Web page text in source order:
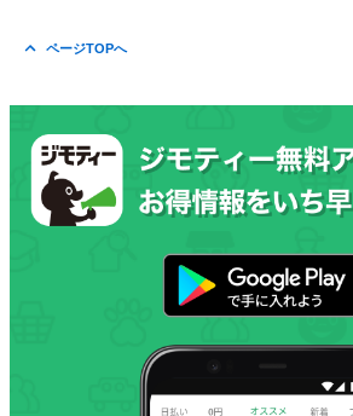
ページTOPへ